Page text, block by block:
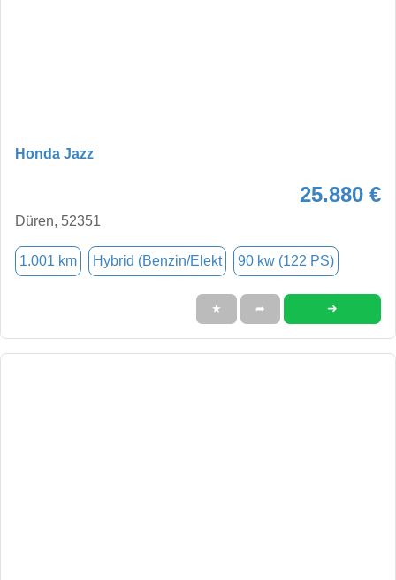
Honda Jazz
25.880 €
Düren, 52351
1.001 km Hybrid (Benzin/Elekt 90 kw (122 PS)
★ ➦ ➜